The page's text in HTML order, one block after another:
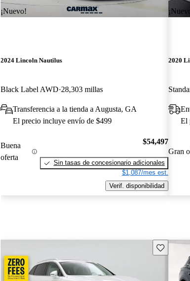
¡Nuevo!
2024 Lincoln Nautilus
Black Label AWD 28,303 millas
Transferencia a la tienda a Augusta, GA
El precio incluye envío de $499
Buena
oferta
$54,497
Sin tasas de concesionario adicionales
$1,087/mes est.
Verif. disponibilidad
2020
El
Gran
Guarda